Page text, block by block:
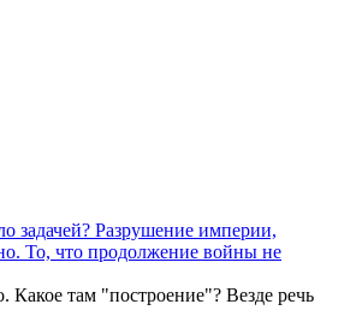
задачей? Разрушение империи,
То, что продолжение войны не
Какое там "построение"? Везде речь